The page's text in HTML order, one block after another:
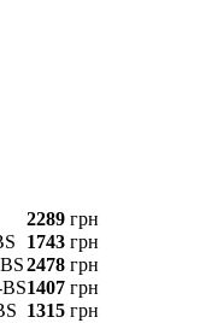
2289 грн
1743 грн
2478 грн
1407 грн
1315 грн